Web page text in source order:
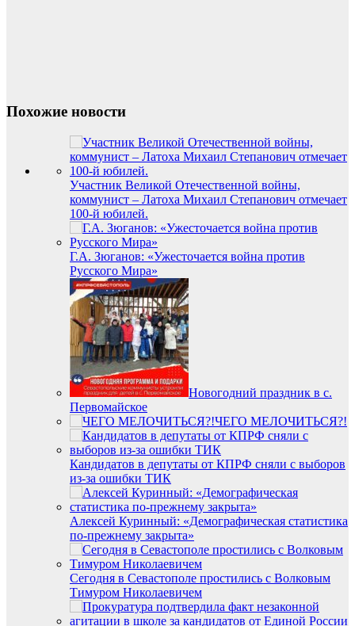
Похожие новости
Участник Великой Отечественной войны,
коммунист – Латоха Михаил Степанович отмечает
100-й юбилей.
Г.А. Зюганов: «Ужесточается война против
Русского Мира»
Новогодний праздник в с.
Первомайское
ЧЕГО МЕЛОЧИТЬСЯ?!
Кандидатов в депутаты от КПРФ сняли с выборов
из-за ошибки ТИК
Алексей Куринный: «Демографическая статистика
по-прежнему закрыта»
Сегодня в Севастополе простились с Волковым
Тимуром Николаевичем